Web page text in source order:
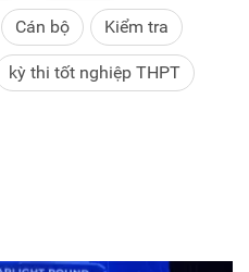
Cán bộ Kiểm tra
kỳ thi tốt nghiệp THPT